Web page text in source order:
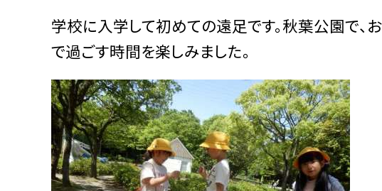
学校に入学して初めての遠足です。秋葉公園で、
で過ごす時間を楽しみました。